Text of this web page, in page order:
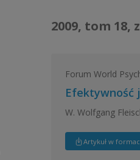
2009, tom 18,
Forum World
Efektywność
W. Wolfgang
Artykuł w